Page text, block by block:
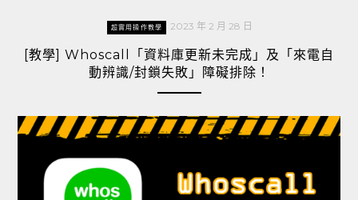
超實用操作教學 2023 年 2 月 28 日
[教學] Whoscall「資料庫更新未完成」及「來電自
動辨識/封鎖失敗」障礙排除！